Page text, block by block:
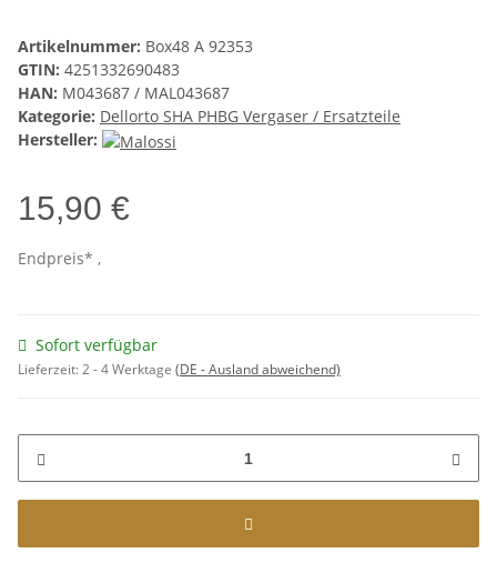
Artikelnummer: Box48 A 92353
GTIN: 4251332690483
HAN: M043687 / MAL043687
Kategorie: Dellorto SHA PHBG Vergaser / Ersatzteile
Hersteller:
15,90 €
Endpreis* ,
Sofort verfügbar
Lieferzeit:2 - 4 Werktage (DE - Ausland abweichend)